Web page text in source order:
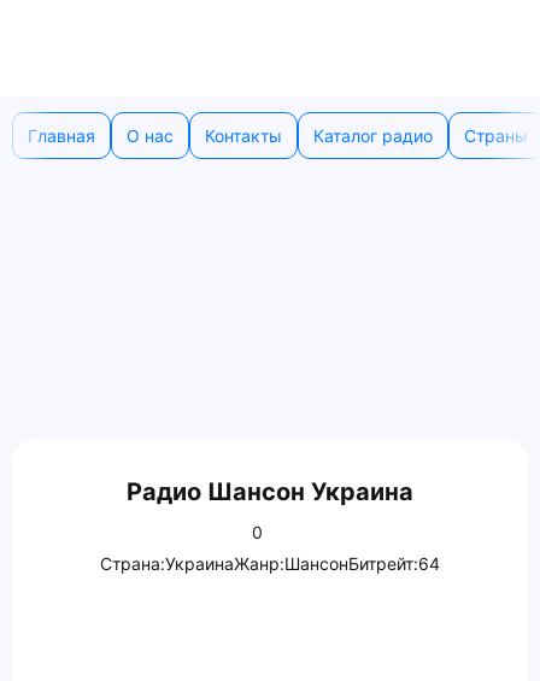
Главная О нас Контакты Каталог радио Страны
Радио Шансон Украина
0
Страна:УкраинаЖанр:ШансонБитрейт:64